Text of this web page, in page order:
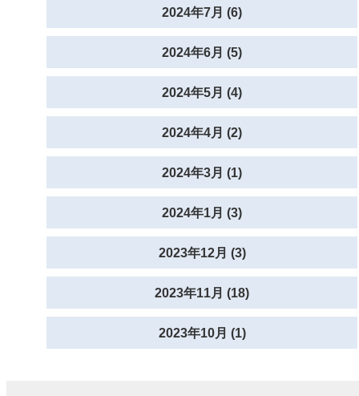
2024年7月 (6)
2024年6月 (5)
2024年5月 (4)
2024年4月 (2)
2024年3月 (1)
2024年1月 (3)
2023年12月 (3)
2023年11月 (18)
2023年10月 (1)